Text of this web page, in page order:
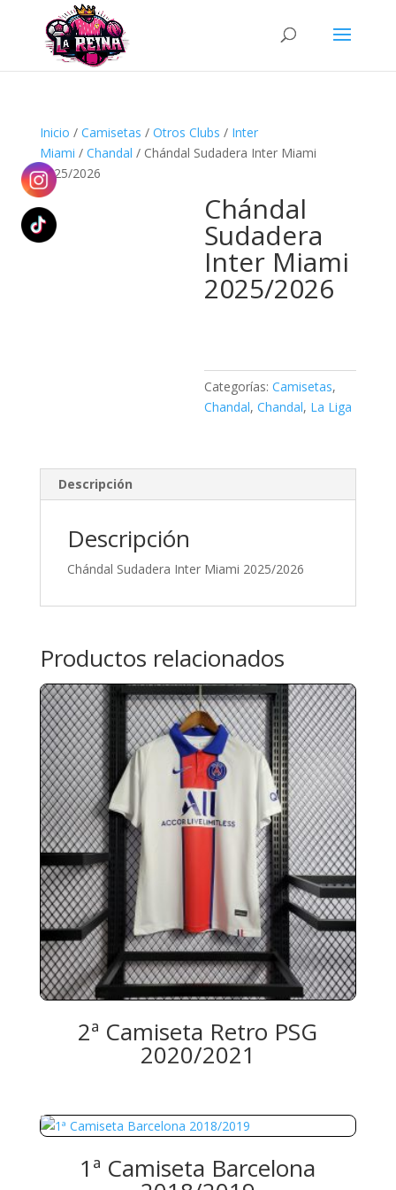
Búsqueda
productos
Inicio / Camisetas / Otros Clubs / Inter
Miami / Chandal / Chándal Sudadera Inter Miami
2025/2026
Chándal
Sudadera
Inter Miami
2025/2026
Categorías:Camisetas,
Chandal,Chandal, La Liga
Descripción
Descripción
Chándal Sudadera Inter Miami 2025/2026
Productos relacionados
2ª Camiseta Retro PSG
2020/2021
1ª Camiseta Barcelona